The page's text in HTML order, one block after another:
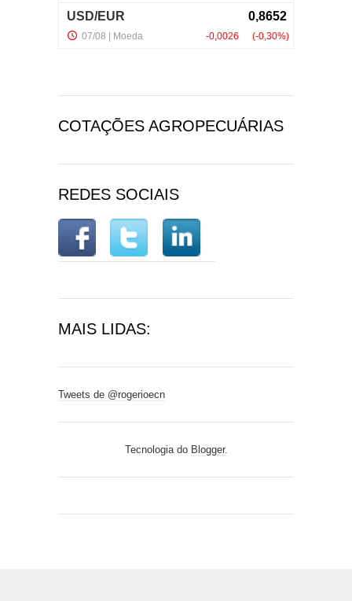
COTAÇÕES AGROPECUÁRIAS
REDES SOCIAIS
MAIS LIDAS:
Tweets de @rogerioecn
Tecnologia do Blogger.